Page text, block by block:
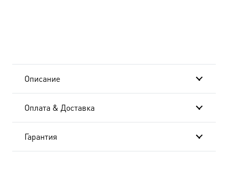
Описание
Оплата & Доставка
Гарантия